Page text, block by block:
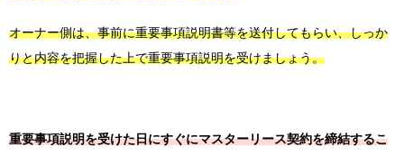
オーナー側は、事前に重要事項説明書等を送付してもらい、しっか
りと内容を把握した上で重要事項説明を受けましょう。
重要事項説明を受けた日にすぐにマスターリース契約を締結するこ